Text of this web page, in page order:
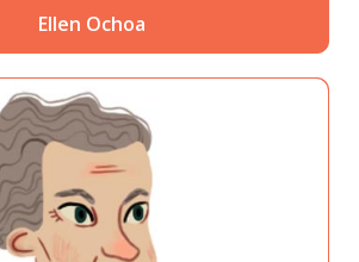
Ellen Ochoa